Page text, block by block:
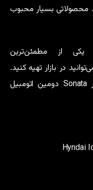
محصولاتی بسیار محبوب
یکی از مطمئن‌ترین
در بازار تهیه کنید.
SantaFe Hybrid همچنین پشت سر Sonata دومین اتومبیل